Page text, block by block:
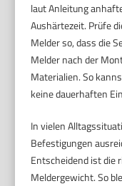
laut Anleitung
Aushärtezeit. Prüfe
Melder so, dass die
Melder nach der
Materialien. So
keine dauerhaften
In vielen
Befestigungen
Entscheidend ist die
Meldergewicht. So